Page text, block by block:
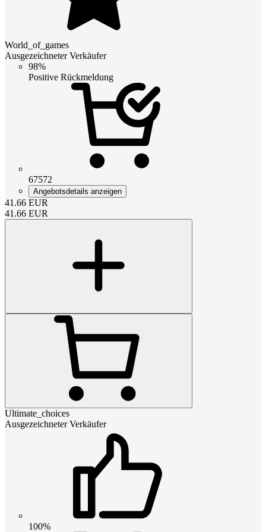
World_of_games
Ausgezeichneter Verkäufer
98%
Positive Rückmeldung
67572
Angebotsdetails anzeigen
41.66 EUR
41.66 EUR
Ultimate_choices
Ausgezeichneter Verkäufer
100%